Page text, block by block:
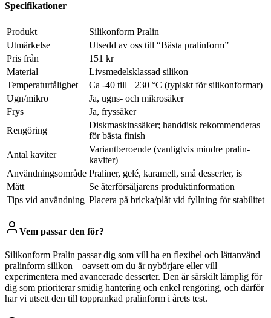
Specifikationer
Produkt
Silikonform Pralin
Utmärkelse
Utsedd av oss till “Bästa pralinform”
Pris från
151 kr
Material
Livsmedelsklassad silikon
Temperaturtålighet
Ca -40 till +230 °C (typiskt för silikonformar)
Ugn/mikro
Ja, ugns- och mikrosäker
Frys
Ja, fryssäker
Rengöring
Diskmaskinssäker; handdisk rekommenderas
för bästa finish
Antal kaviter
Variantberoende (vanligtvis mindre pralin-
kaviter)
Användningsområde Praliner, gelé, karamell, små desserter, is
Mått
Se återförsäljarens produktinformation
Tips vid användning Placera på bricka/plåt vid fyllning för stabilitet
Vem passar den för?
Silikonform Pralin passar dig som vill ha en flexibel och lättanvänd
pralinform silikon – oavsett om du är nybörjare eller vill
experimentera med avancerade desserter. Den är särskilt lämplig för
dig som prioriterar smidig hantering och enkel rengöring, och därför
har vi utsett den till topprankad pralinform i årets test.